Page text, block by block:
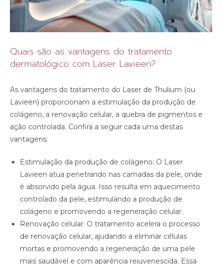
Quais são as vantagens do tratamento
dermatológico com Laser Lavieen?
As vantagens do tratamento do Laser de Thulium (ou
Lavieen) proporcionam a estimulação da produção de
colágeno, a renovação celular, a quebra de pigmentos e
ação controlada. Confira a seguir cada uma destas
vantagens:
Estimulação da produção de colágeno: O Laser
Lavieen atua penetrando nas camadas da pele, onde
é absorvido pela água. Isso resulta em aquecimento
controlado da pele, estimulando a produção de
colágeno e promovendo a regeneração celular.
Renovação celular: O tratamento acelera o processo
de renovação celular, ajudando a eliminar células
mortas e promovendo a regeneração de uma pele
mais saudável e com aparência rejuvenescida. Essa